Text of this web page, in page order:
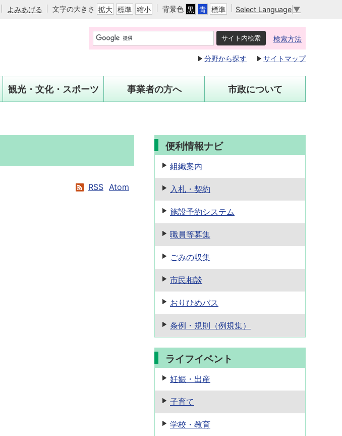
よみあげる 文字の大きさ 拡大 標準 縮小 背景色 黒 青 標準 Select Language ▼
検索方法
分野から探す サイトマップ
観光・文化・スポーツ 事業者の方へ 市政について
RSS Atom
便利情報ナビ
組織案内
入札・契約
施設予約システム
職員等募集
ごみの収集
市民相談
おりひめバス
条例・規則 （例規集）
ライフイベント
妊娠・出産
子育て
学校・教育